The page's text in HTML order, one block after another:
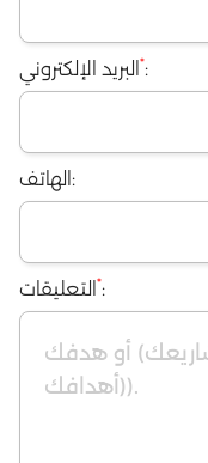
البريد الإلكتروني *:
الهاتف:
التعليقات *: